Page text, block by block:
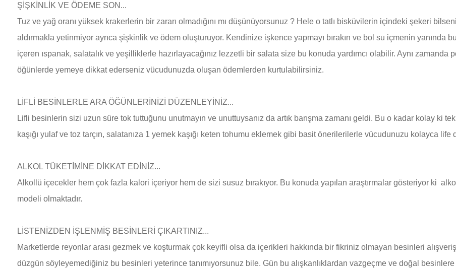
ŞİŞKİNLİK VE ÖDEME SON...
Tuz ve yağ oranı yüksek krakerlerin bir zararı olmadığını mı düşünüyorsunuz ? Hele o tatlı bisküvilerin içindeki şekeri
aldırmakla yetinmiyor ayrıca şişkinlik ve ödem oluşturuyor. Kendinize işkence yapmayı bırakın ve bol su içmenin yanında
içeren ıspanak, salatalık ve yeşilliklerle hazırlayacağınız lezzetli bir salata size bu konuda yardımcı olabilir. Aynı
öğünlerde yemeye dikkat ederseniz vücudunuzda oluşan ödemlerden kurtulabilirsiniz.
LİFLİ BESİNLERLE ARA ÖĞÜNLERİNİZİ DÜZENLEYİNİZ...
Lifli besinlerin sizi uzun süre tok tuttuğunu unutmayın ve unuttuysanız da artık barışma zamanı geldi. Bu o kadar kolay ki
kaşığı yulaf ve toz tarçın, salatanıza 1 yemek kaşığı keten tohumu eklemek gibi basit önerilerilerle vücudunuzu kolayca life
ALKOL TÜKETİMİNE DİKKAT EDİNİZ...
Alkollü içecekler hem çok fazla kalori içeriyor hem de sizi susuz bırakıyor. Bu konuda yapılan araştırmalar gösteriyor ki
modeli olmaktadır.
LİSTENİZDEN İŞLENMİŞ BESİNLERİ ÇIKARTINIZ...
Marketlerde reyonlar arası gezmek ve koşturmak çok keyifli olsa da içerikleri hakkında bir fikriniz olmayan besinleri
düzgün söyleyemediğiniz bu besinleri yeterince tanımıyorsunuz bile. Gün bu alışkanlıklardan vazgeçme ve doğal